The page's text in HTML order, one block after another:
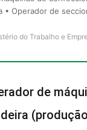
• Operador de
do Trabalho e
de